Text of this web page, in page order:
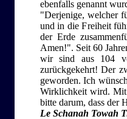
ebenfalls genannt
"Derjenige, welcher
und in die Freiheit
der Erde
Amen!". Seit 60
wir sind aus 104
zurückgekehrt! Der
geworden. Ich
Wirklichkeit wird. Mit
bitte darum, dass der
Le Schanah Towah